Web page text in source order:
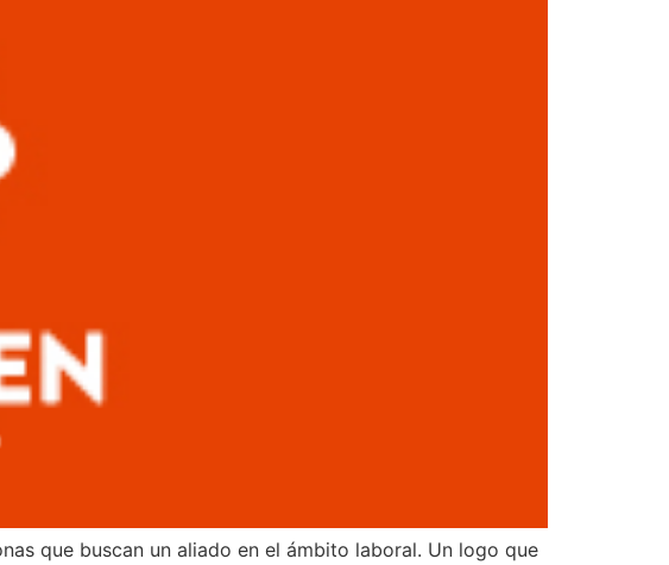
que buscan un aliado en el ámbito laboral. Un logo que